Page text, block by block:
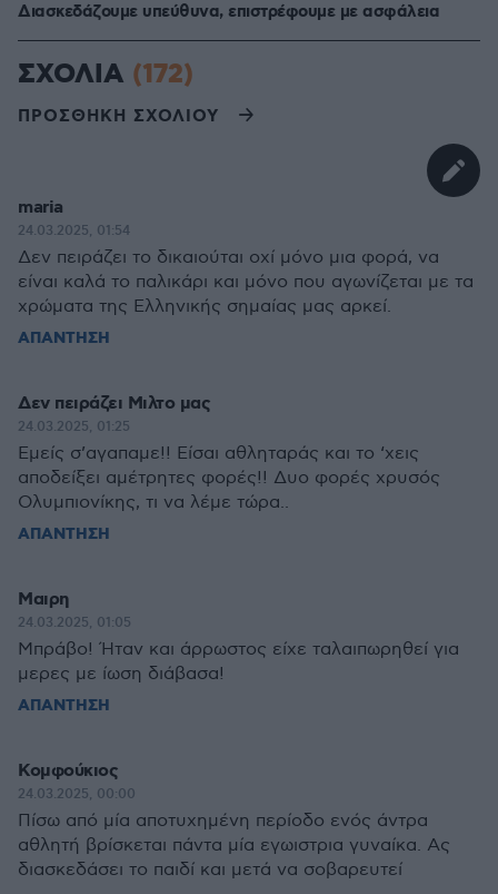
Διασκεδάζουμε υπεύθυνα, επιστρέφουμε με ασφάλεια
ΣΧΟΛΙΑ (172)
ΠΡΟΣΘΗΚΗ ΣΧΟΛΙΟΥ
maria
24.03.2025, 01:54
Δεν πειράζει το δικαιούται οχί μόνο μια φορά, να
είναι καλά το παλικάρι και μόνο που αγωνίζεται με τα
χρώματα της Ελληνικής σημαίας μας αρκεί.
ΑΠΑΝΤΗΣΗ
Δεν πειράζει Μιλτο μας
24.03.2025, 01:25
Εμείς σ’αγαπαμε!! Είσαι αθληταράς και το ‘χεις
αποδείξει αμέτρητες φορές!! Δυο φορές χρυσός
Ολυμπιονίκης, τι να λέμε τώρα..
ΑΠΑΝΤΗΣΗ
Μαιρη
24.03.2025, 01:05
Μπράβο! Ήταν και άρρωστος είχε ταλαιπωρηθεί για
μερες με ίωση διάβασα!
ΑΠΑΝΤΗΣΗ
Κομφούκιος
24.03.2025, 00:00
Πίσω από μία αποτυχημένη περίοδο ενός άντρα
αθλητή βρίσκεται πάντα μία εγωιστρια γυναίκα. Ας
διασκεδάσει το παιδί και μετά να σοβαρευτεί